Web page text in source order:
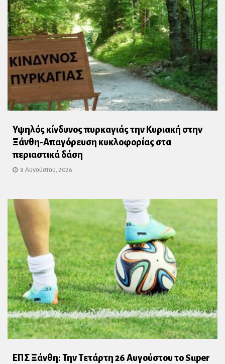
Υψηλός κίνδυνος πυρκαγιάς την Κυριακή στην
Ξάνθη-Απαγόρευση κυκλοφορίας στα
περιαστικά δάση
8 Αυγούστου, 2026
ΕΠΣ Ξάνθη: Την Τετάρτη 26 Αυγούστου το Super